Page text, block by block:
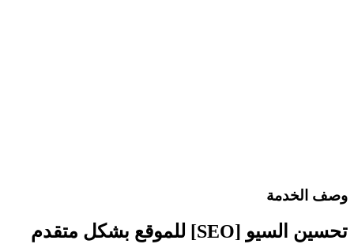
وصف الخدمة
تحسين السيو [SEO] للموقع بشكل متقدم